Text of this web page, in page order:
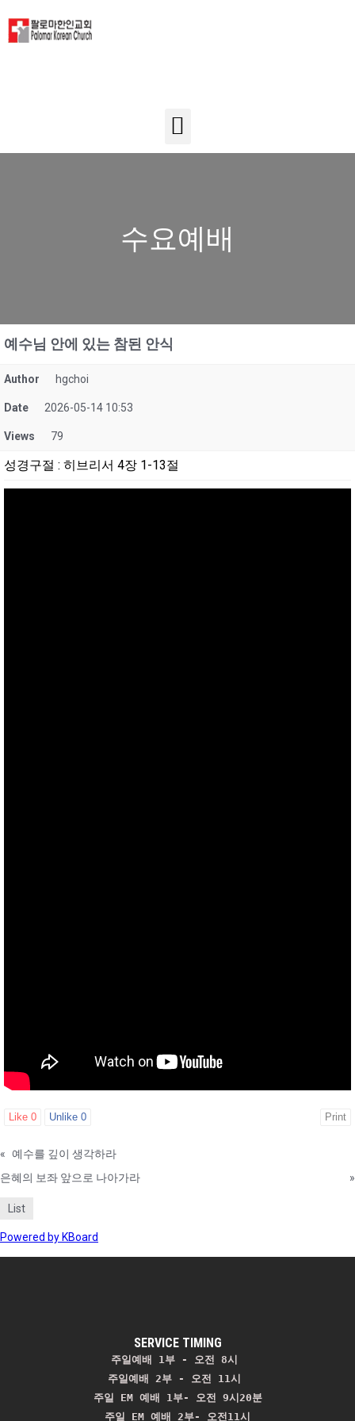
수요예배
예수님 안에 있는 참된 안식
Author hgchoi
Date 2026-05-14 10:53
Views 79
성경구절 : 히브리서 4장 1-13절
Like 0 Unlike 0 Print
« 예수를 깊이 생각하라
은혜의 보좌 앞으로 나아가라
»
List
Powered by KBoard
SERVICE TIMING
주일예배 1부 - 오전 8시
주일예배 2부 - 오전 11시
주일 EM 예배 1부- 오전 9시20분
주일 EM 예배 2부- 오전11시